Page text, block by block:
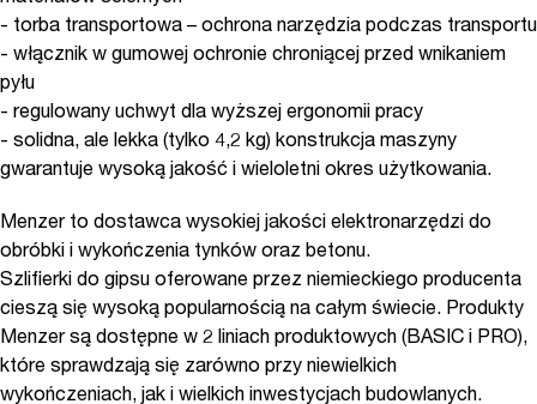
- torba transportowa – ochrona narzędzia podczas transportu
- włącznik w gumowej ochronie chroniącej przed wnikaniem
pyłu
- regulowany uchwyt dla wyższej ergonomii pracy
- solidna, ale lekka (tylko 4,2 kg) konstrukcja maszyny
gwarantuje wysoką jakość i wieloletni okres użytkowania.
Menzer to dostawca wysokiej jakości elektronarzędzi do
obróbki i wykończenia tynków oraz betonu.
Szlifierki do gipsu oferowane przez niemieckiego producenta
cieszą się wysoką popularnością na całym świecie. Produkty
Menzer są dostępne w 2 liniach produktowych (BASIC i PRO),
które sprawdzają się zarówno przy niewielkich
wykończeniach, jak i wielkich inwestycjach budowlanych.